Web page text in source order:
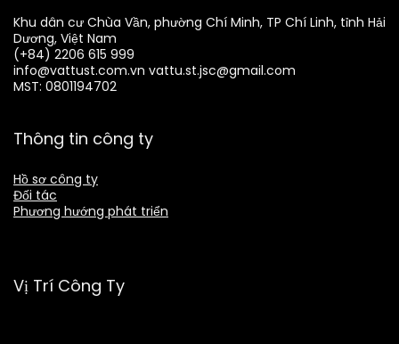
Khu dân cư Chùa Vần, phường Chí Minh, TP Chí Linh, tỉnh Hải
Dương, Việt Nam
(+84) 2206 615 999
info@vattust.com.vn vattu.st.jsc@gmail.com
MST: 0801194702
Thông tin công ty
Hồ sơ công ty
Đối tác
Phương hướng phát triển
Vị Trí Công Ty